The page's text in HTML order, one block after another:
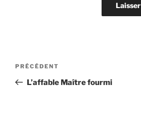
Navigation
l’article
Article
précédent
PRÉCÉDENT
L’affable Maître fourmi